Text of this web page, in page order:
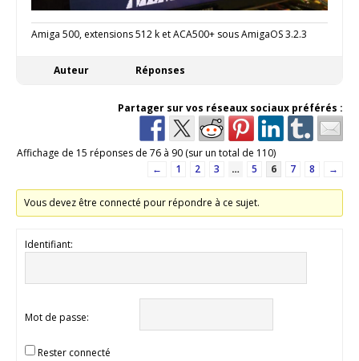
Amiga 500, extensions 512 k et ACA500+ sous AmigaOS 3.2.3
Auteur Réponses
Partager sur vos réseaux sociaux préférés :
Affichage de 15 réponses de 76 à 90 (sur un total de 110)
←
1 2 3 … 5 6 7 8 →
Vous devez être connecté pour répondre à ce sujet.
Identifiant:
Mot de passe:
Rester connecté